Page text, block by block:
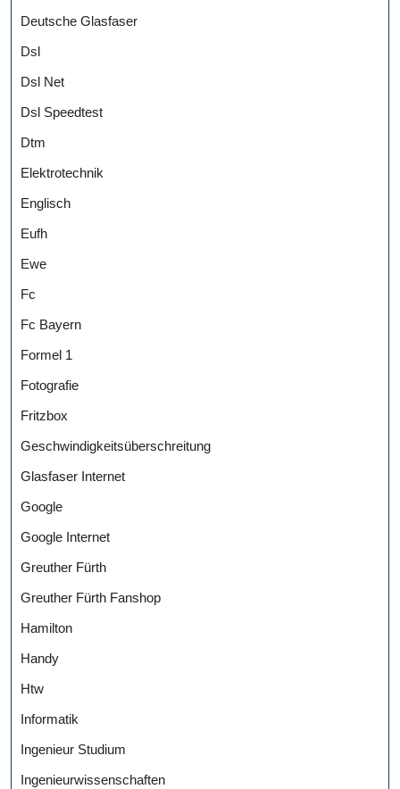
Deutsche Glasfaser
Dsl
Dsl Net
Dsl Speedtest
Dtm
Elektrotechnik
Englisch
Eufh
Ewe
Fc
Fc Bayern
Formel 1
Fotografie
Fritzbox
Geschwindigkeitsüberschreitung
Glasfaser Internet
Google
Google Internet
Greuther Fürth
Greuther Fürth Fanshop
Hamilton
Handy
Htw
Informatik
Ingenieur Studium
Ingenieurwissenschaften